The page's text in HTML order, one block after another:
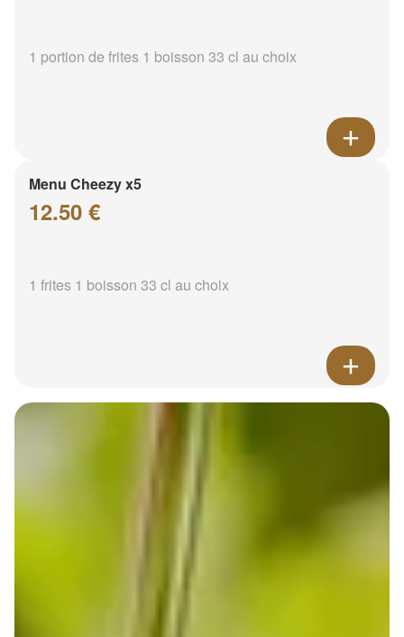
1 portion de frites 1 boisson 33 cl au choix
Menu Cheezy x5
12.50 €
1 frites 1 boisson 33 cl au choix